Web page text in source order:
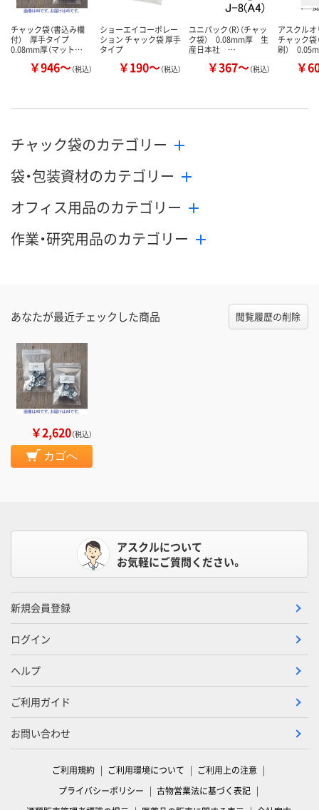
チャック袋（書込み欄
付） 厚手タイプ
0.08mm厚（マット…
￥946～（税込）
ショーエイコーポレー
ション チャック袋 厚手
タイプ
￥190～（税込）
ユニパック（R）（チャッ
ク袋） 0.08mm厚 生
産日本社 …
￥367～（税込）
アスクル
チャック袋
刷）
￥
チャック袋のカテゴリー
袋・包装資材のカテゴリー
オフィス用品のカテゴリー
作業・研究用品のカテゴリー
あなたが最近チェックした商品 閲覧履歴の削除
￥2,620（税込）
カゴへ
アスクルについて
お気軽にご質問ください。
新規会員登録
ログイン
ヘルプ
ご利用ガイド
お問い合わせ
ご利用規約 ご利用環境について
ご利用上の注意
プライバシーポリシー
古物営業法に基づく表記